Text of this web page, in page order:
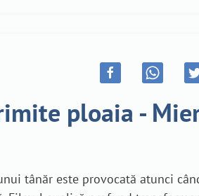
ploaia -
tânăr este provocată atunci